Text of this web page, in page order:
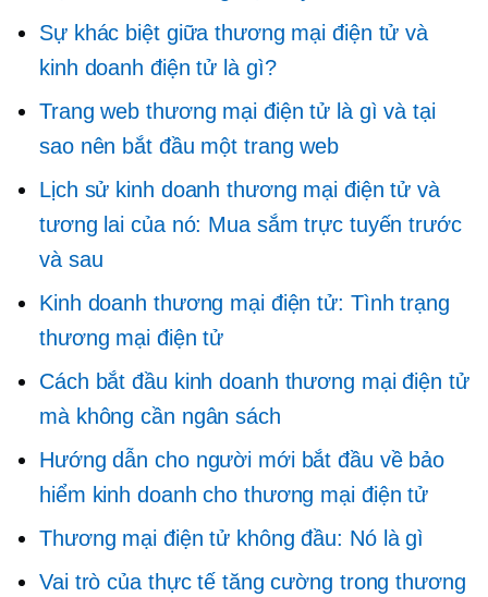
Sự khác biệt giữa thương mại điện tử và
kinh doanh điện tử là gì?
Trang web thương mại điện tử là gì và tại
sao nên bắt đầu một trang web
Lịch sử kinh doanh thương mại điện tử và
tương lai của nó: Mua sắm trực tuyến trước
và sau
Kinh doanh thương mại điện tử: Tình trạng
thương mại điện tử
Cách bắt đầu kinh doanh thương mại điện tử
mà không cần ngân sách
Hướng dẫn cho người mới bắt đầu về bảo
hiểm kinh doanh cho thương mại điện tử
Thương mại điện tử không đầu: Nó là gì
Vai trò của thực tế tăng cường trong thương